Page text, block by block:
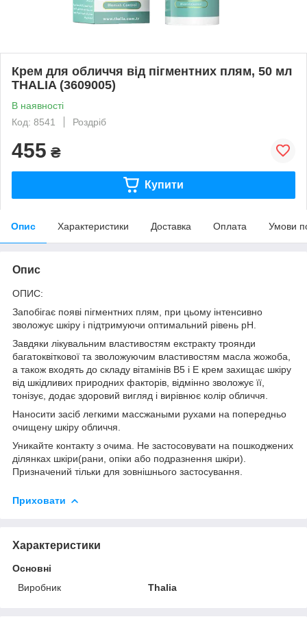
Крем для обличчя від пігментних плям, 50 мл
THALIA (3609005)
В наявності
Код: 8541
Роздріб
455 ₴
Купити
Опис Характеристики Доставка Оплата Умови
Опис
ОПИС:
Запобігає появі пігментних плям, при цьому інтенсивно
зволожує шкіру і підтримуючи оптимальний рівень pH.
Завдяки лікувальним властивостям екстракту троянди
багатоквіткової та зволожуючим властивостям масла жожоба,
а також входять до складу вітамінів В5 і Е крем захищає шкіру
від шкідливих природних факторів, відмінно зволожує її,
тонізує, додає здоровий вигляд і вирівнює колір обличчя.
Наносити засіб легкими массжаными рухами на попередньо
очищену шкіру обличчя.
Уникайте контакту з очима. Не застосовувати на пошкоджених
ділянках шкіри(рани, опіки або подразнення шкіри).
Призначений тільки для зовнішнього застосування.
Приховати
Характеристики
Основні
Виробник
Thalia